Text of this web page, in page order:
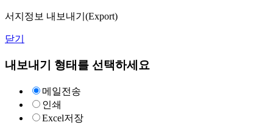
서지정보 내보내기(Export)
닫기
내보내기 형태를 선택하세요
메일전송
인쇄
Excel저장